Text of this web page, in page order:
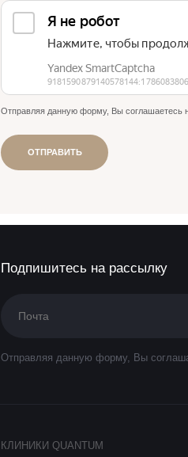
Отправляя данную форму, Вы соглашаетесь
ОТПРАВИТЬ
Подпишитесь на рассылку
Отправляя данную форму, Вы
КЛИНИКИ QUANTUM